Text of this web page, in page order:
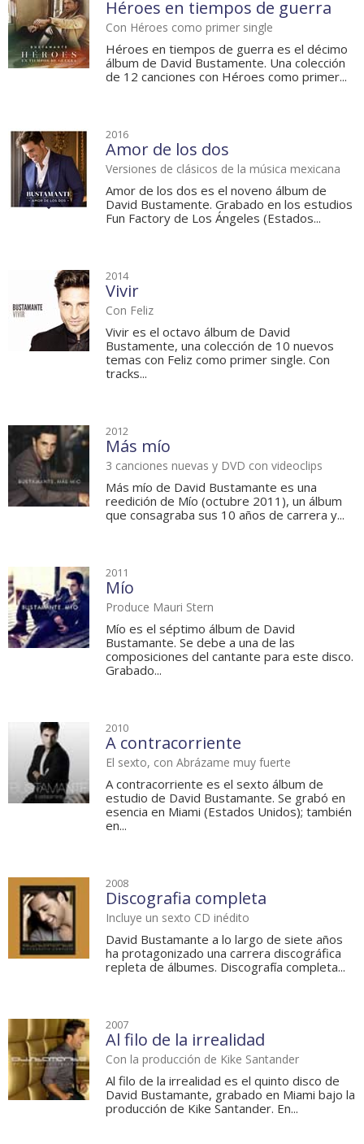
Héroes en tiempos de guerra
Con Héroes como primer single
Héroes en tiempos de guerra es el décimo
álbum de David Bustamente. Una colección
de 12 canciones con Héroes como primer...
2016
Amor de los dos
Versiones de clásicos de la música mexicana
Amor de los dos es el noveno álbum de
David Bustamente. Grabado en los estudios
Fun Factory de Los Ángeles (Estados...
2014
Vivir
Con Feliz
Vivir es el octavo álbum de David
Bustamente, una colección de 10 nuevos
temas con Feliz como primer single. Con
tracks...
2012
Más mío
3 canciones nuevas y DVD con videoclips
Más mío de David Bustamante es una
reedición de Mío (octubre 2011), un álbum
que consagraba sus 10 años de carrera y...
2011
Mío
Produce Mauri Stern
Mío es el séptimo álbum de David
Bustamante. Se debe a una de las
composiciones del cantante para este disco.
Grabado...
2010
A contracorriente
El sexto, con Abrázame muy fuerte
A contracorriente es el sexto álbum de
estudio de David Bustamante. Se grabó en
esencia en Miami (Estados Unidos); también
en...
2008
Discografia completa
Incluye un sexto CD inédito
David Bustamante a lo largo de siete años
ha protagonizado una carrera discográfica
repleta de álbumes. Discografía completa...
2007
Al filo de la irrealidad
Con la producción de Kike Santander
Al filo de la irrealidad es el quinto disco de
David Bustamante, grabado en Miami bajo la
producción de Kike Santander. En...